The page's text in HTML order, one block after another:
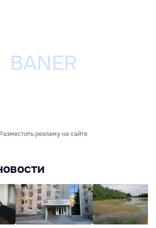
Разместить рекламу на сайте